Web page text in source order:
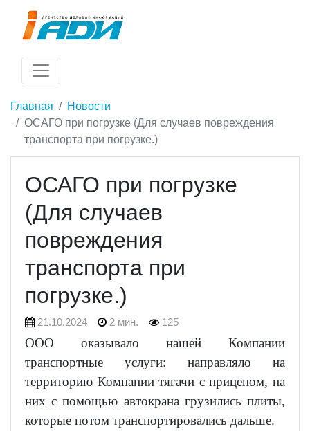
Главная
Новости
ОСАГО при погрузке (Для случаев повреждения
транспорта при погрузке.)
ОСАГО при погрузке
(Для случаев
повреждения
транспорта при
погрузке.)
21.10.2024 2 мин. 125
ООО оказывало нашей Компании
транспортные услуги: направляло на
территорию Компании тягачи с прицепом, на
них с помощью автокрана грузились плиты,
которые потом транспортировались дальше.